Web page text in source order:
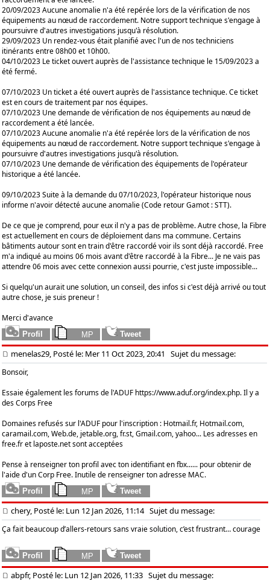
20/09/2023 Aucune anomalie n'a été repérée lors de la vérification de nos
équipements au nœud de raccordement. Notre support technique s'engage à
poursuivre d'autres investigations jusqu'à résolution.
29/09/2023 Un rendez-vous était planifié avec l'un de nos techniciens
itinérants entre 08h00 et 10h00.
04/10/2023 Le ticket ouvert auprès de l'assistance technique le 15/09/2023 a
été fermé.
07/10/2023 Un ticket a été ouvert auprès de l'assistance technique. Ce ticket
est en cours de traitement par nos équipes.
07/10/2023 Une demande de vérification de nos équipements au nœud de
raccordement a été lancée.
07/10/2023 Aucune anomalie n'a été repérée lors de la vérification de nos
équipements au nœud de raccordement. Notre support technique s'engage à
poursuivre d'autres investigations jusqu'à résolution.
07/10/2023 Une demande de vérification des équipements de l'opérateur
historique a été lancée.
09/10/2023 Suite à la demande du 07/10/2023, l'opérateur historique nous
informe n'avoir détecté aucune anomalie (Code retour Gamot : STT).
De ce que je comprend, pour eux il n'y a pas de problème. Autre chose, la Fibre
est actuellement en cours de déploiement dans ma commune. Certains
bâtiments autour sont en train d'être raccordé voir ils sont déjà raccordé. Free
m'a indiqué au moins 06 mois avant d'être raccordé à la Fibre... Je ne vais pas
attendre 06 mois avec cette connexion aussi pourrie, c'est juste impossible...
Si quelqu'un aurait une solution, un conseil, des infos si c'est déjà arrivé ou tout
autre chose, je suis preneur !
Merci d'avance
menelas29, Posté le: Mer 11 Oct 2023, 20:41 Sujet du message:
Bonsoir,
Essaie également les forums de l'ADUF https://www.aduf.org/index.php.Il y a
des Corps Free
Domaines refusés sur l'ADUF pour l'inscription : Hotmail.fr, Hotmail.com,
caramail.com, Web.de, jetable.org, fr.st, Gmail.com, yahoo... Les adresses en
free.fr et laposte.net sont acceptées
Pense à renseigner ton profil avec ton identifiant en fbx...... pour obtenir de
l'aide d'un Corp Free. Inutile de renseigner ton adresse MAC.
chery, Posté le: Lun 12 Jan 2026, 11:14Sujet du message:
Ça fait beaucoup d’allers-retours sans vraie solution, c’est frustrant… courage
abpfr, Posté le: Lun 12 Jan 2026, 11:33 Sujet du message: